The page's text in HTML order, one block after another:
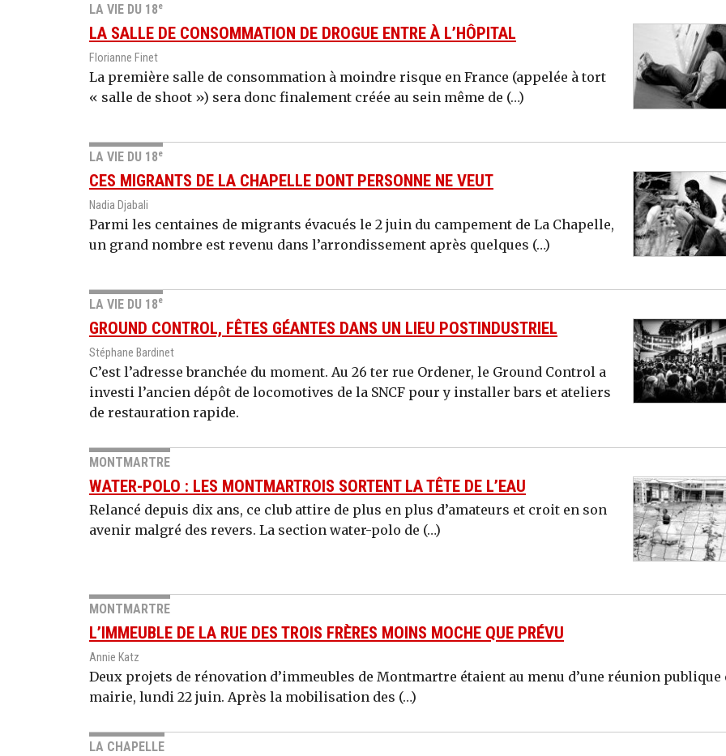
LA VIE DU 18e
LA SALLE DE CONSOMMATION DE DROGUE ENTRE À L’HÔPITAL
Florianne Finet
La première salle de consommation à moindre risque en France (appelée à tort
« salle de shoot ») sera donc finalement créée au sein même de (…)
LA VIE DU 18e
CES MIGRANTS DE LA CHAPELLE DONT PERSONNE NE VEUT
Nadia Djabali
Parmi les centaines de migrants évacués le 2 juin du campement de La Chapelle,
un grand nombre est revenu dans l’arrondissement après quelques (…)
LA VIE DU 18e
GROUND CONTROL, FÊTES GÉANTES DANS UN LIEU POSTINDUSTRIEL
Stéphane Bardinet
C’est l’adresse branchée du moment. Au 26 ter rue Ordener, le Ground Control a
investi l’ancien dépôt de locomotives de la SNCF pour y installer bars et ateliers
de restauration rapide.
MONTMARTRE
WATER-POLO : LES MONTMARTROIS SORTENT LA TÊTE DE L’EAU
Relancé depuis dix ans, ce club attire de plus en plus d’amateurs et croit en son
avenir malgré des revers. La section water-polo de (…)
MONTMARTRE
L’IMMEUBLE DE LA RUE DES TROIS FRÈRES MOINS MOCHE QUE PRÉVU
Annie Katz
Deux projets de rénovation d’immeubles de Montmartre étaient au menu d’une réunion publique
mairie, lundi 22 juin. Après la mobilisation des (…)
LA CHAPELLE